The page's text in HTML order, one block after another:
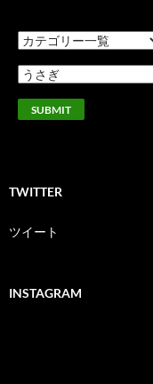
TWITTER
ツイート
INSTAGRAM